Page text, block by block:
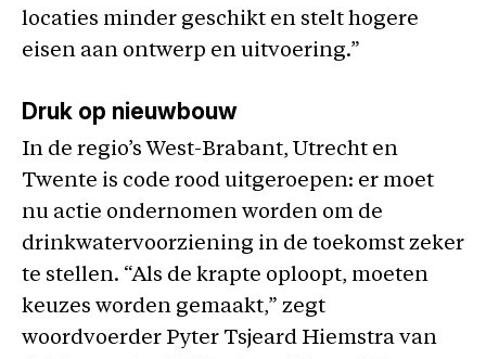
locaties minder geschikt en stelt hogere
eisen aan ontwerp en uitvoering.”
Druk op nieuwbouw
In de regio’s West-Brabant, Utrecht en
Twente is code rood uitgeroepen: er moet
nu actie ondernomen worden om de
drinkwatervoorziening in de toekomst zeker
te stellen. “Als de krapte oploopt, moeten
keuzes worden gemaakt,” zegt
woordvoerder Pyter Tsjeard Hiemstra van